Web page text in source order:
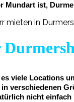
Mundart ist,
viele Locations
in verschiedenen
nicht